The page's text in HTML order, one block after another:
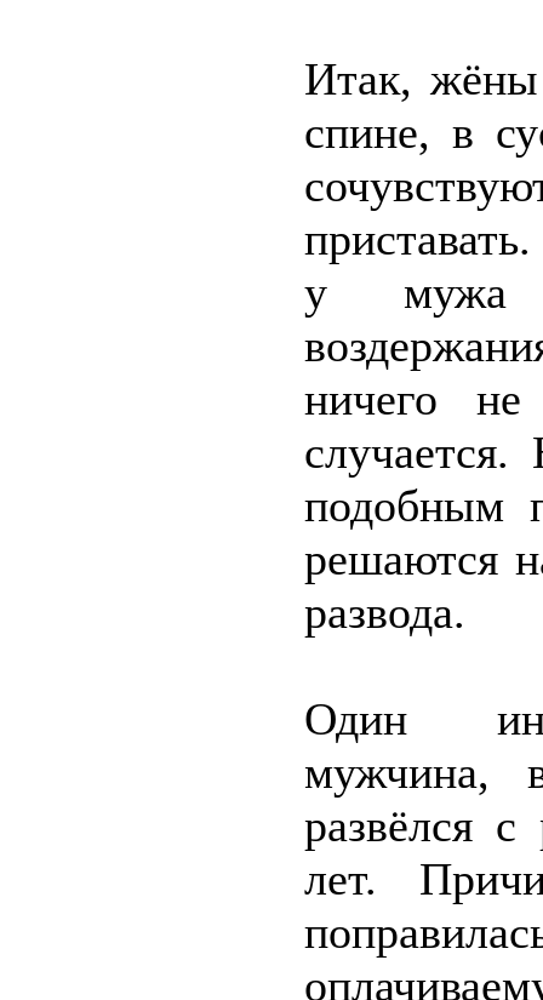
Итак, жёны
спине, в
у мужа
ничего не
подобным
решаются
развода.
Один
мужчина,
развёлся
лет.